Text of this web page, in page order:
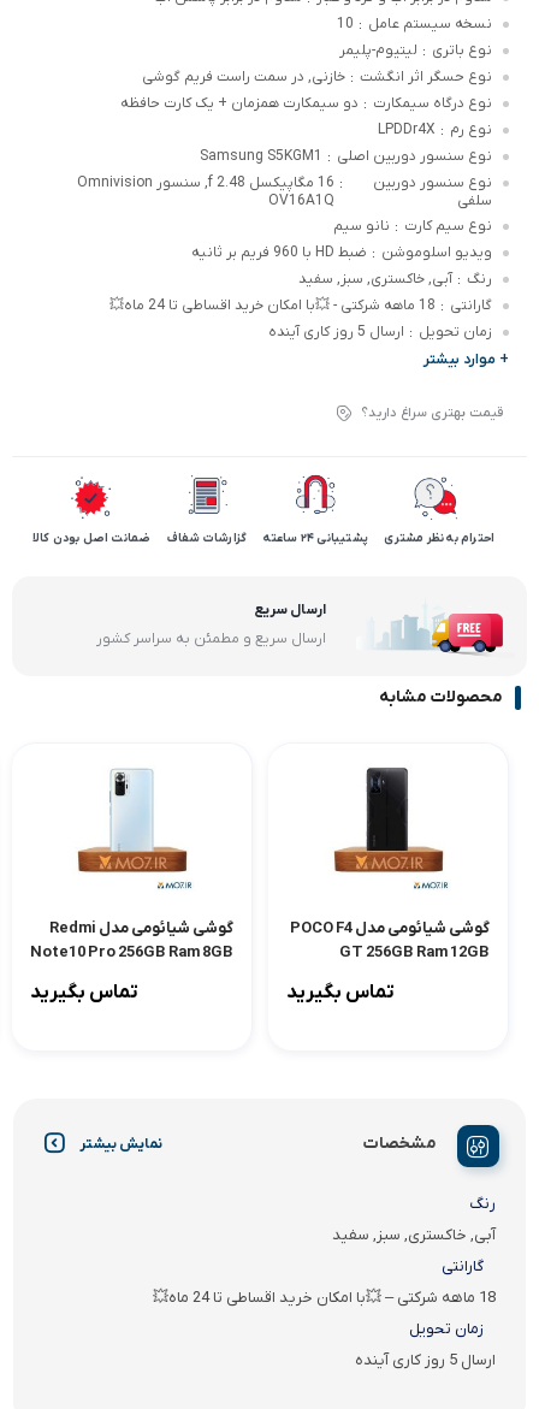
نسخه سیستم عامل :
10
نوع باتری : لیتیوم-پلیمر
نوع حسگر اثر انگشت : خازنی, در سمت راست فریم گوشی
نوع درگاه سیمکارت : دو سیمکارت همزمان + یک کارت حافظه
نوع رم :
LPDDr4X
نوع سنسور دوربین اصلی :
Samsung S5KGM1
نوع سنسور دوربین
سلفی
:
16 مگاپیکسل f 2.48, سنسور Omnivision
OV16A1Q
نوع سیم کارت : نانو سیم
ویدیو اسلوموشن : ضبط HD با 960 فریم بر ثانیه
رنگ : آبی, خاکستری, سبز, سفید
گارانتی : 18 ماهه شرکتی - 💥با امکان خرید اقساطی تا 24 ماه💥
زمان تحویل : ارسال 5 روز کاری آینده
+ موارد بیشتر
قیمت بهتری سراغ دارید؟
احترام به نظر مشتری پشتیبانی 24 ساعته گزارشات شفاف ضمانت اصل بودن کالا
ارسال سریع
ارسال سریع و مطمئن به سراسر کشور
محصولات مشابه
گوشی شیائومی مدل POCO F4
GT 256GB Ram 12GB
تماس بگیرید
گوشی شیائومی مدل Redmi
Note10 Pro 256GB Ram 8GB
تماس بگیرید
مشخصات نمایش بیشتر
رنگ
آبی, خاکستری, سبز, سفید
گارانتی
18 ماهه شرکتی – 💥با امکان خرید اقساطی تا 24 ماه💥
زمان تحویل
ارسال 5 روز کاری آینده